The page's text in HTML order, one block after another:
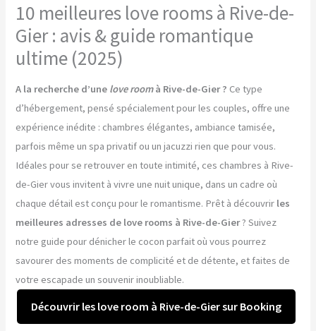
10 meilleures love rooms à Rive-de-
Gier : avis & guide romantique
ultime (2025)
A la recherche d’une love roomà Rive-de-Gier ? Ce type
d’hébergement, pensé spécialement pour les couples, offre une
expérience inédite : chambres élégantes, ambiance tamisée,
parfois même un spa privatif ou un jacuzzi rien que pour vous.
Idéales pour se retrouver en toute intimité, ces chambres à Rive-
de-Gier vous invitent à vivre une nuit unique, dans un cadre où
chaque détail est conçu pour le romantisme. Prêt à découvrir les
meilleures adresses de love rooms à Rive-de-Gier? Suivez
notre guide pour dénicher le cocon parfait où vous pourrez
savourer des moments de complicité et de détente, et faites de
votre escapade un souvenir inoubliable.
Découvrir les love room à Rive-de-Gier sur Booking